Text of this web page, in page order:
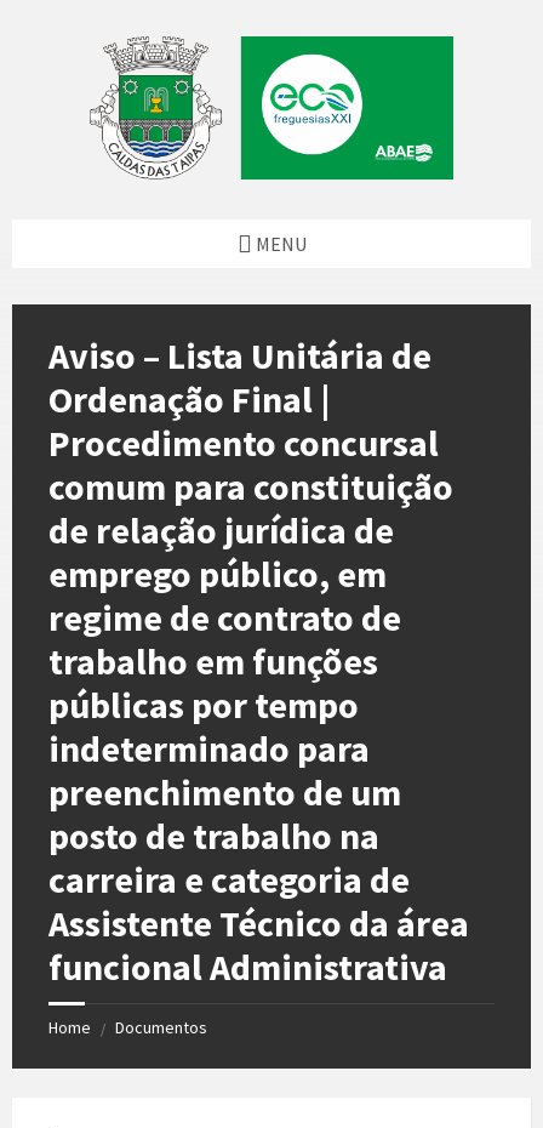
MENU
Aviso – Lista Unitária de
Ordenação Final |
Procedimento concursal
comum para constituição
de relação jurídica de
emprego público, em
regime de contrato de
trabalho em funções
públicas por tempo
indeterminado para
preenchimento de um
posto de trabalho na
carreira e categoria de
Assistente Técnico da área
funcional Administrativa
Home / Documentos